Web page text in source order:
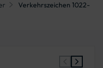
Verkehrszeichen 1022-